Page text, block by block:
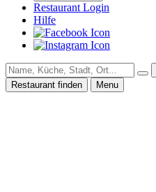
Restaurant Login
Hilfe
Restaurant finden
Menu